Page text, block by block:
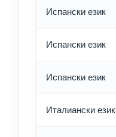
Испански език
Испански език
Испански език
Италиански език